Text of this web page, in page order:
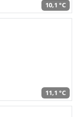
10,1 °C
11,1 °C